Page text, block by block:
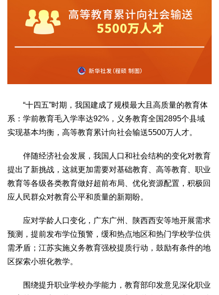
“十四五”时期，我国建成了规模最大且高质量的教育体
系：学前教育毛入学率达92%，义务教育全国2895个县域
实现基本均衡，高等教育累计向社会输送5500万人才。
伴随经济社会发展，我国人口和社会结构的变化对教育
提出了新挑战，这就更加需要对基础教育、高等教育、职业
教育等各级各类教育做好超前布局、优化资源配置，积极回
应人民群众对教育公平和质量的新期盼。
应对学龄人口变化，广东广州、陕西西安等地开展需求
预测，提前发布学位预警，缓和热点地区和热门学校学位供
需矛盾；江苏实施义务教育强校提质行动，鼓励有条件的地
区探索小班化教学。
围绕提升职业学校办学能力，教育部印发意见深化职业